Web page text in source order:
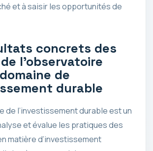
et à saisir les opportunités de
concrets des
l’observatoire
de
durable
de l’investissement durable est un
et évalue les pratiques des
matière d’investissement